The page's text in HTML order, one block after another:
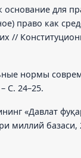
основание для
право как
//
нормы
С. 24–25.
«Давлат
миллий базаси,